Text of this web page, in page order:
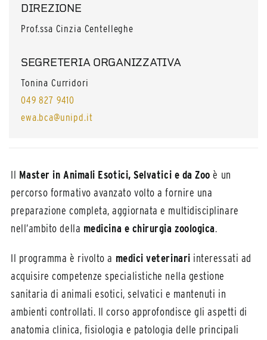
Il Master in Animali Esotici, Selvatici e da Zoo è un
percorso formativo avanzato volto a fornire una
preparazione completa, aggiornata e multidisciplinare
nell’ambito della medicina e chirurgia zoologica.
Il programma è rivolto a medici veterinari interessati ad
acquisire competenze specialistiche nella gestione
sanitaria di animali esotici, selvatici e mantenuti in
ambienti controllati. Il corso approfondisce gli aspetti di
anatomia clinica, fisiologia e patologia delle principali
DIREZIONE
Prof.ssa Cinzia Centelleghe
SEGRETERIA ORGANIZZATIVA
Tonina Curridori
049 827 9410
ewa.bca@unipd.it